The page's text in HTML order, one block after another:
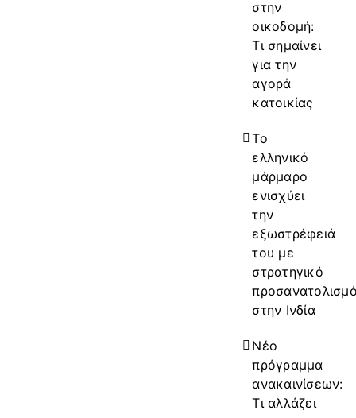
στην
οικοδομή:
Τι σημαίνει
για την
αγορά
κατοικίας
Το
ελληνικό
μάρμαρο
ενισχύει
την
εξωστρέφειά
του με
στρατηγικό
στην Ινδία
Νέο
πρόγραμμα
ανακαινίσεων:
Τι αλλάζει